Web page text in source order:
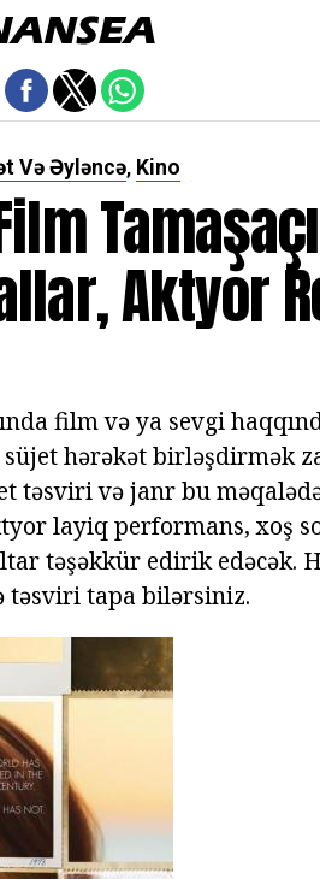
Və Əyləncə, Kino
Aktyor
film və ya sevgi
hərəkət birləşdirmək
təsviri və janr bu
layiq performans, xoş
təşəkkür edirik edəcək.
təsviri tapa bilərsiniz.